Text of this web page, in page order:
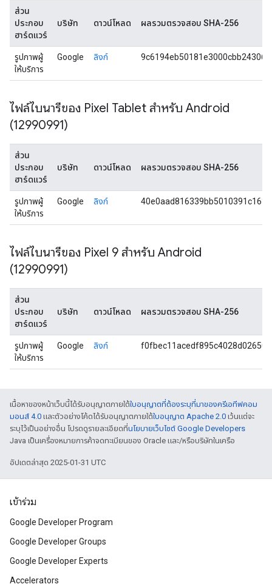
ส่วน
ประกอบ
ฮาร์ดแวร์
บริษัท ดาวน์โหลด ผลรวมตรวจสอบ SHA-256
รูปภาพผู้
ให้บริการ
Google ลิงก์
ไฟล์ไบนารีของ Pixel Tablet สำหรับ Android
(12990991)
ส่วน
ประกอบ
ฮาร์ดแวร์
บริษัท ดาวน์โหลด ผลรวมตรวจสอบ SHA-256
รูปภาพผู้
ให้บริการ
Google ลิงก์
ไฟล์ไบนารีของ Pixel 9 สำหรับ Android
(12990991)
ส่วน
ประกอบ
ฮาร์ดแวร์
บริษัท ดาวน์โหลด ผลรวมตรวจสอบ SHA-256
รูปภาพผู้
ให้บริการ
Google ลิงก์
เนื้อหาของหน้าเว็บนี้ได้รับอนุญาตภายใต้ใบอนุญาตที่ต้องระบุที่มาของครีเอทีฟคอม
มอนส์ 4.0 และตัวอย่างโค้ดได้รับอนุญาตภายใต้ใบอนุญาต Apache 2.0 เว้นแต่จะ
ระบุไว้เป็นอย่างอื่น โปรดดูรายละเอียดที่นโยบายเว็บไซต์ Google Developers
Java เป็นเครื่องหมายการค้าจดทะเบียนของ Oracle และ/หรือบริษัทในเครือ
อัปเดตล่าสุด 2025-01-31 UTC
เข้าร่วม
Google Developer Program
Google Developer Groups
Google Developer Experts
Accelerators